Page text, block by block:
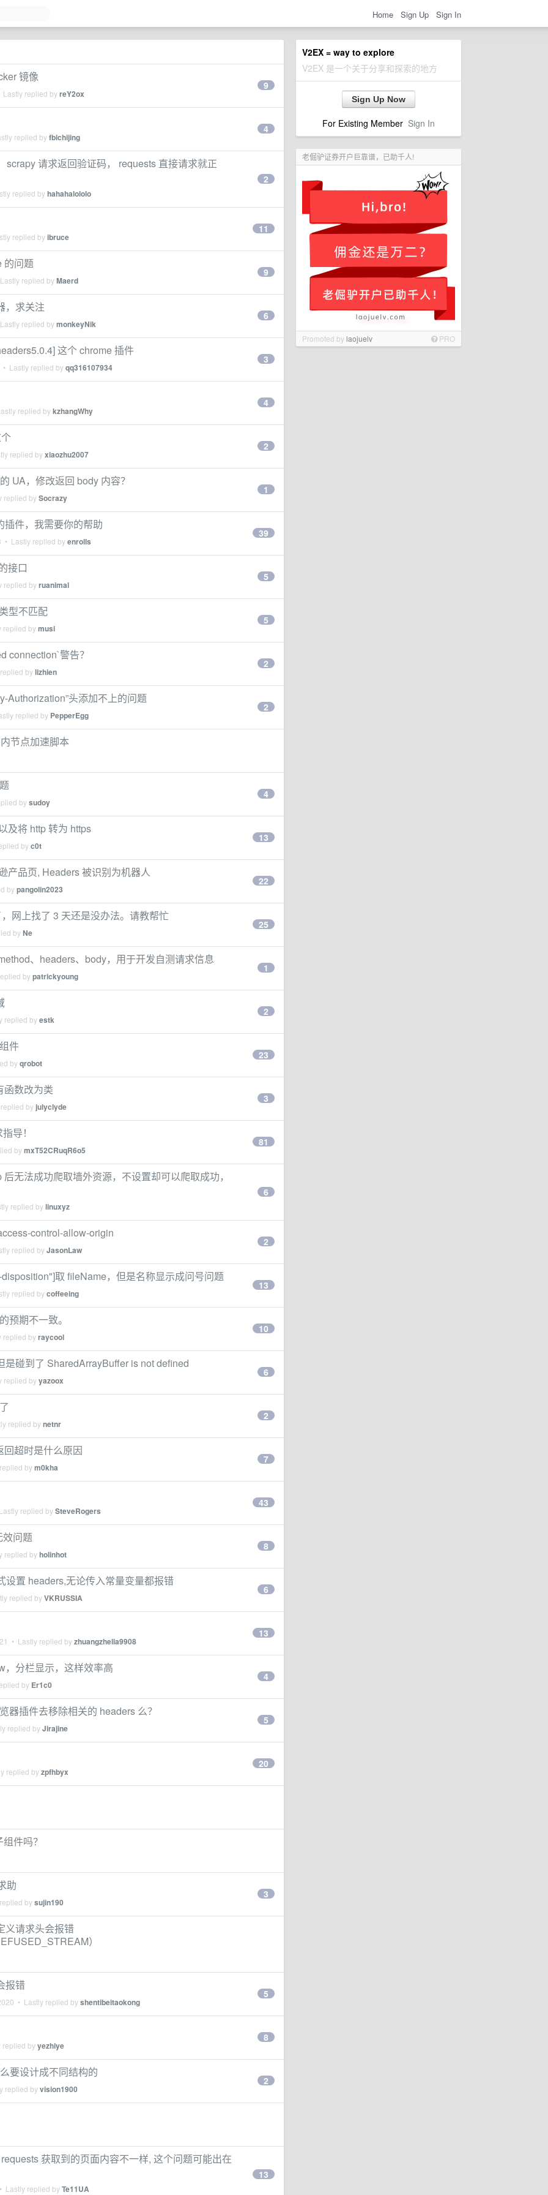
Home Sign Up Sign In
V2EX = way to explore
V2EX 是一个关于分享和探索的地方
Sign Up Now
For Existing Member Sign In
老倔驴证券开户巨靠谱，已助千人!
Promoted bylaojuelv PRO
镜像
replied byreY2ox
9
replied byfbichijing
4
scrapy 请求返回验证码， requests 直接请求就正
replied byhahahalololo
2
replied byibruce
11
的问题
replied byMaerd
9
，求关注
replied bymonkeyNik
6
这个 chrome 插件
• Lastly replied byqq316107934
3
replied bykzhangWhy
4
replied byxiaozhu2007
2
UA，修改返回 body 内容？
bySocrazy
1
件，我需要你的帮助
• Lastly replied byenrolls
39
接口
byruanimal
5
型不匹配
bymusi
5
connection`警告？
bylizhien
2
Authorization”头添加不上的问题
replied by PepperEgg
2
节点加速脚本
bysudoy
4
及将 http 转为 https
byc0t
13
产品页, Headers 被识别为机器人
bypangolin2023
22
网上找了 3 天还是没办法。请教帮忙
byNe
25
、headers、body，用于开发自测请求信息
bypatrickyoung
1
replied byestk
2
件
byqrobot
23
函数改为类
by julyclyde
3
导！
bymxT52CRuqR6o5
81
无法成功爬取墙外资源，不设置却可以爬取成功，
replied bylinuxyz
6
control-allow-origin
replied byJasonLaw
2
取 fileName，但是名称显示成问号问题
replied bycoffeeing
13
预期不一致。
byraycool
10
是碰到了 SharedArrayBuffer is not defined
byyazoox
6
replied bynetnr
2
超时是什么原因
bym0kha
7
replied bySteveRogers
43
效问题
replied byholinhot
8
设置 headers,无论传入常量变量都报错
replied byVKRUSSIA
6
• Lastly replied byzhuangzhelia9908
13
，分栏显示，这样效率高
by Er1c0
4
器插件去移除相关的 headers 么？
replied byJirajine
5
replied byzpfhbyx
20
件吗？
助
bysujin190
3
义请求头会报错
）
报错
• Lastly replied byshentibeitaokong
5
byyezhiye
8
要设计成不同结构的
replied byvision1900
2
获取到的页面内容不一样, 这个问题可能出在
Lastly replied byTe11UA
13